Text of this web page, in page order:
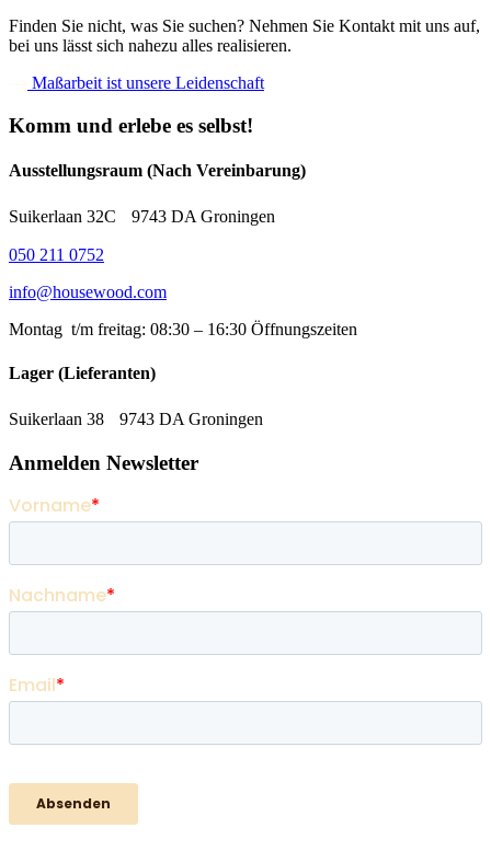
Finden Sie nicht, was Sie suchen? Nehmen Sie Kontakt mit uns auf,
bei uns lässt sich nahezu alles realisieren.
Maßarbeit ist unsere Leidenschaft
Komm und erlebe es selbst!
Ausstellungsraum (Nach Vereinbarung)
Suikerlaan 32C 9743 DA Groningen
050 211 0752
info@housewood.com
Montag t/m freitag: 08:30 – 16:30 Öffnungszeiten
Lager (Lieferanten)
Suikerlaan 38 9743 DA Groningen
Anmelden Newsletter